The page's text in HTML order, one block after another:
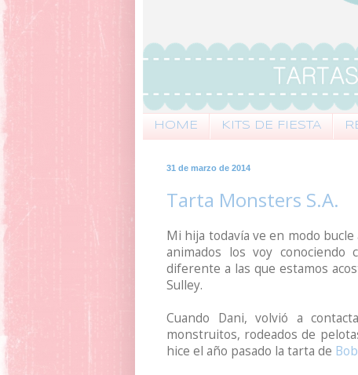
HOME KITS DE FIESTA
31 de marzo de 2014
Tarta Monsters S.A.
Mi hija todavía ve en modo
animados los voy
diferente a las que estamos
Sulley.
Cuando Dani, volvió a
monstruitos, rodeados de
hice el año pasado la tarta de